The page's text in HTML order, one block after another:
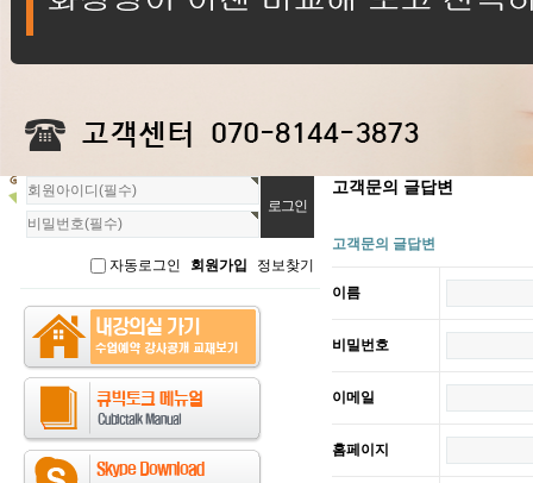
회
원
로
자동로그인 회원가입 정보찾기
고객문의 글답변
고객문의 글답변
이름
비밀번호
이메일
홈페이지